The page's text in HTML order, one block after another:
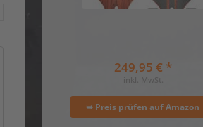
249,95 € *
inkl. MwSt.
➥ Preis prüfen auf Amazon